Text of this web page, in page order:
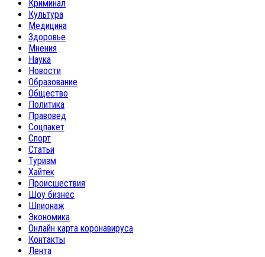
Криминал
Культура
Медицина
Здоровье
Мнения
Наука
Новости
Образование
Общество
Политика
Правовед
Соцпакет
Спорт
Статьи
Туризм
Хайтек
Происшествия
Шоу бизнес
Шпионаж
Экономика
Онлайн карта коронавируса
Контакты
Лента